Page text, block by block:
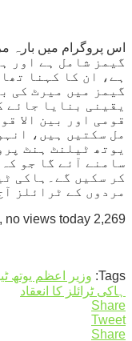
گیمز شامل ہے اور
ہے، ان کا کہنا
گیمز میں میرٹ کی
یقینی بنایا جائے
قومی اور بین الا
مل سکتیں ہیں،
یوتھ ٹیلنٹ ہنٹ
سامنے آئے گا جو
کر سکیں گے۔ہاکی
مردوں کے ٹرائلز
2,269 total views, no views today
Tags: وزیر اعظم یوتھ
ہاکی ٹرائلز کا انعقاد
Share
Tweet
Share